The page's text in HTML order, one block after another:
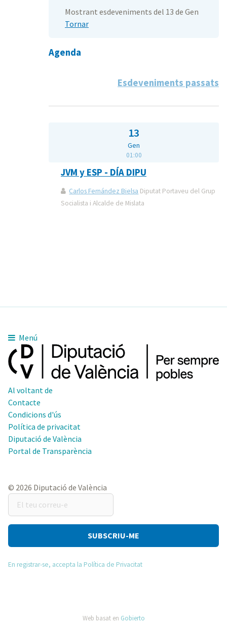
Mostrant esdeveniments del 13 de Gen
Tornar
Agenda
Esdeveniments passats
13
Gen
01:00
JVM y ESP - DÍA DIPU
Carlos Fernández Bielsa Diputat Portaveu del Grup
Socialista i Alcalde de Mislata
Menú
Al voltant de
Contacte
Condicions d'ús
Política de privacitat
Diputació de València
Portal de Transparència
© 2026 Diputació de València
El
teu
correu-
En registrar-se, accepta la Política de Privacitat
Web basat en Gobierto